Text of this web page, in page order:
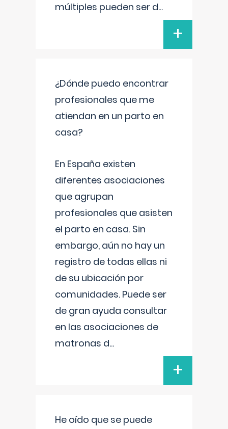
múltiples pueden ser d...
+
¿Dónde puedo encontrar
profesionales que me
atiendan en un parto en
casa?
En España existen
diferentes asociaciones
que agrupan
profesionales que asisten
el parto en casa. Sin
embargo, aún no hay un
registro de todas ellas ni
de su ubicación por
comunidades. Puede ser
de gran ayuda consultar
en las asociaciones de
matronas d...
+
He oído que se puede